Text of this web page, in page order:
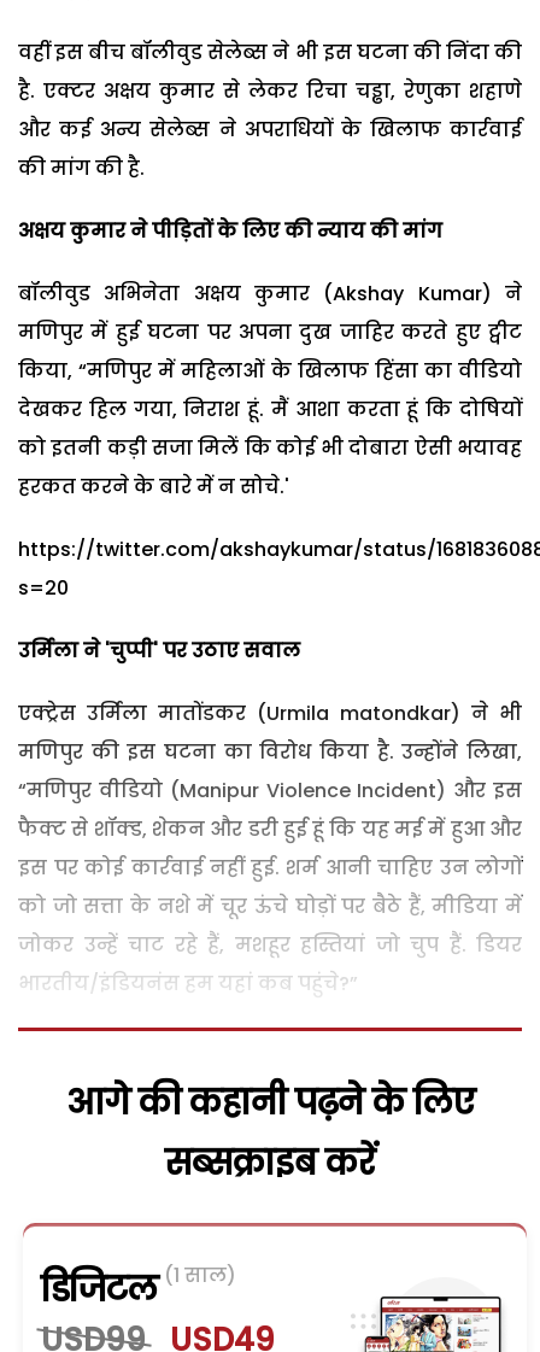
वहीं इस बीच बॉलीवुड सेलेब्स ने भी इस घटना की निंदा की
है. एक्टर अक्षय कुमार से लेकर रिचा चड्ढा, रेणुका शहाणे
और कई अन्य सेलेब्स ने अपराधियों के खिलाफ कार्रवाई
की मांग की है.
अक्षय कुमार ने पीड़ितों के लिए की न्याय की मांग
बॉलीवुड अभिनेता अक्षय कुमार (Akshay Kumar) ने
मणिपुर में हुई घटना पर अपना दुख जाहिर करते हुए ट्वीट
किया, “मणिपुर में महिलाओं के खिलाफ हिंसा का वीडियो
देखकर हिल गया, निराश हूं. मैं आशा करता हूं कि दोषियों
को इतनी कड़ी सजा मिलें कि कोई भी दोबारा ऐसी भयावह
हरकत करने के बारे में न सोचे.'
https://twitter.com/akshaykumar/status/
s=20
उर्मिला ने 'चुप्पी' पर उठाए सवाल
एक्ट्रेस उर्मिला मातोंडकर (Urmila matondkar) ने भी
मणिपुर की इस घटना का विरोध किया है. उन्होंने लिखा,
“मणिपुर वीडियो (Manipur Violence Incident) और इस
फैक्ट से शॉक्ड, शेकन और डरी हुई हूं कि यह मई में हुआ और
इस पर कोई कार्रवाई नहीं हुई. शर्म आनी चाहिए उन लोगों
को जो सत्ता के नशे में चूर ऊंचे घोड़ों पर बैठे हैं, मीडिया में
जोकर उन्हें चाट रहे हैं, मशहूर हस्तियां जो चुप हैं. डियर
भारतीय/इंडियनंस हम यहां कब पहुंचे?”
आगे की कहानी पढ़ने के लिए
सब्सक्राइब करें
डिजिटल (1 साल)
USD99 USD49